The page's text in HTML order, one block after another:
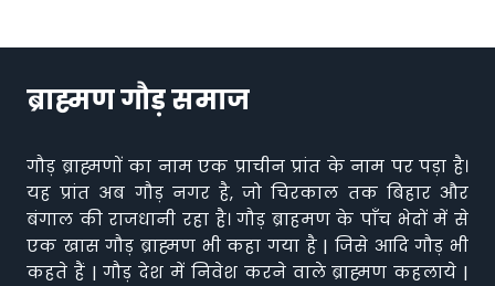
ब्राह्मण गौड़ समाज
गौड़ ब्राह्मणों का नाम एक प्राचीन प्रांत के नाम पर पड़ा है।
यह प्रांत अब गौड़ नगर है, जो चिरकाल तक बिहार और
बंगाल की राजधानी रहा है। गौड़ ब्राहमण के पाँच भेदों में से
एक खास गौड़ ब्राह्मण भी कहा गया है | जिसे आदि गौड़ भी
कहते हैं | गौड़ देश में निवेश करने वाले ब्राह्मण कहलाये |